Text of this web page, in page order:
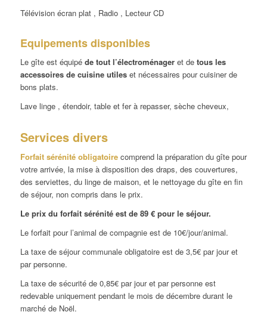
Télévision écran plat , Radio , Lecteur CD
Equipements disponibles
Le gîte est équipé de tout l’électroménageret de tous les
accessoires de cuisine utileset nécessaires pour cuisiner de
bons plats.
Lave linge , étendoir, table et fer à repasser, sèche cheveux,
Services divers
Forfait sérénité obligatoirecomprend la préparation du gîte pour
votre arrivée, la mise à disposition des draps, des couvertures,
des serviettes, du linge de maison, et le nettoyage du gîte en fin
de séjour, non compris dans le prix.
Le prix du forfait sérénité est de 89 € pour le séjour.
Le forfait pour l’animal de compagnie est de 10€/jour/animal.
La taxe de séjour communale obligatoire est de 3,5€ par jour et
par personne.
La taxe de sécurité de 0,85€ par jour et par personne est
redevable uniquement pendant le mois de décembre durant le
marché de Noël.